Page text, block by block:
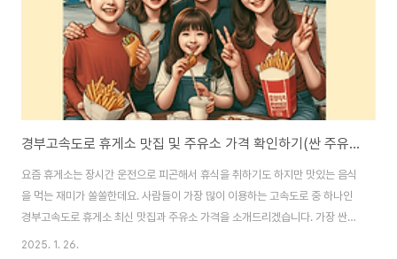
경부고속도로 휴게소 맛집 및 주유소 가격 확인하기(싼 주유소 알아보기)
요즘 휴게소는 장시간 운전으로 피곤해서 휴식을 취하기도 하지만 맛있는 음식
을 먹는 재미가 쏠쏠한데요. 사람들이 가장 많이 이용하는 고속도로 중 하나인
경부고속도로 휴게소 최신 맛집과 주유소 가격을 소개드리겠습니다. 가장 싼
주유소와 비싼 주유소도 정리하였으니 꼭 확인하고 기름값을 절약하시길 바랍
2025. 1. 26.